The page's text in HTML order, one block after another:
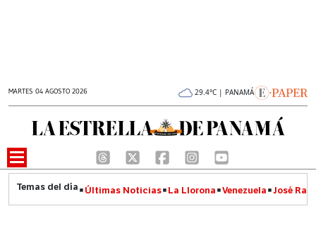
MARTES 04 AGOSTO 2026 29.4°C | PANAMÁ
Últimas Noticias La Llorona Venezuela José